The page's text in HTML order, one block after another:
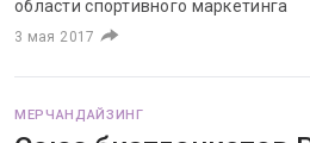
области спортивного маркетинга
3 мая 2017
МЕРЧАНДАЙЗИНГ